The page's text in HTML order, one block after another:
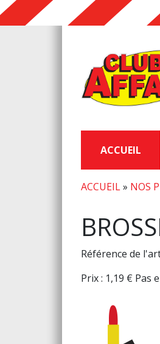
ACCUEIL
ACCUEIL» NOS
Référence de
Prix : 1,19 € Pas